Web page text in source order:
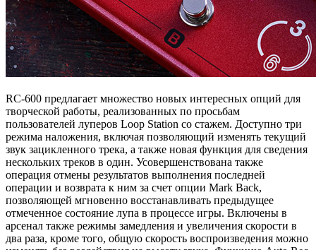
RC-600 предлагает множество новых интересных опций для
творческой работы, реализованных по просьбам
пользователей луперов Loop Station со стажем. Доступно три
режима наложения, включая позволяющий изменять текущий
звук зацикленного трека, а также новая функция для сведения
нескольких треков в один. Усовершенствована также
операция отмены результатов выполнения последней
операции и возврата к ним за счет опции Mark Back,
позволяющей мгновенно восстанавливать предыдущее
отмеченное состояние лупа в процессе игры. Включены в
арсенал также режимы замедления и увеличения скорости в
два раза, кроме того, общую скорость воспроизведения можно